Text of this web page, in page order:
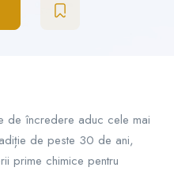
de încredere aduc cele mai
de peste 30 de ani,
prime chimice pentru